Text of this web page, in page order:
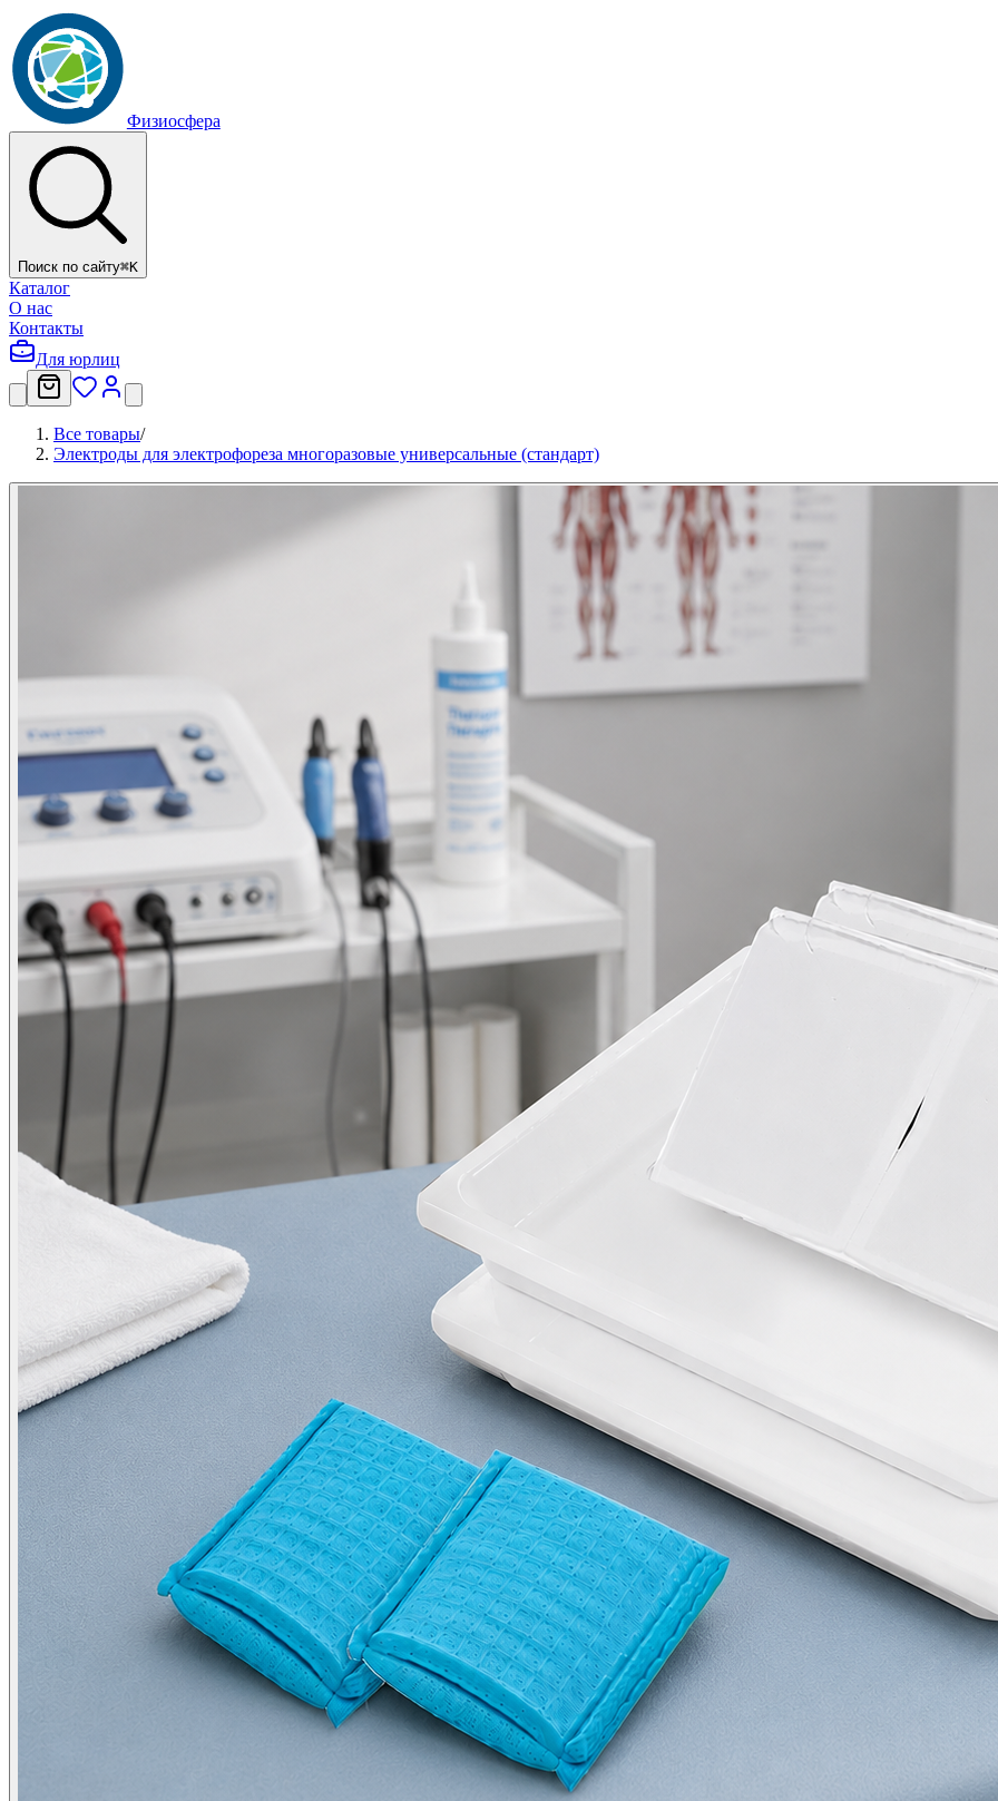
Физиосфера
Поиск по сайту⌘K
Каталог
О нас
Контакты
Для юрлиц
Все товары/
Электроды для электрофореза многоразовые универсальные (стандарт)